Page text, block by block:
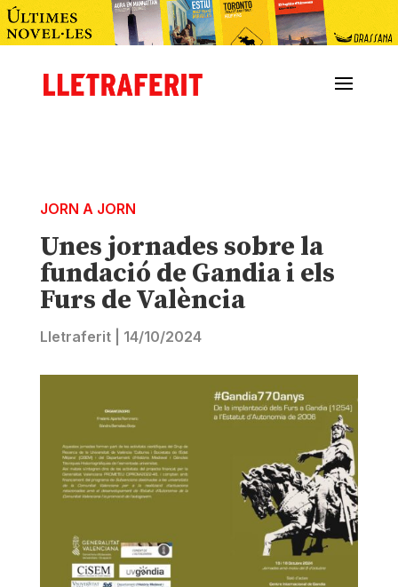
JORN A JORN
Unes jornades sobre la
fundació de Gandia i els
Furs de València
Lletraferit| 14/10/2024